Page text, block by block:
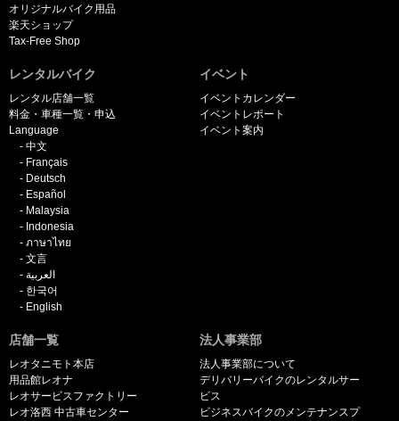
オリジナルバイク用品
楽天ショップ
Tax-Free Shop
レンタルバイク
レンタル店舗一覧
料金・車種一覧・申込
Language
中文
Français
Deutsch
Español
Malaysia
Indonesia
ภาษาไทย
文言
العربية
한국어
English
イベント
イベントカレンダー
イベントレポート
イベント案内
店舗一覧
レオタニモト本店
用品館レオナ
レオサービスファクトリー
レオ洛西 中古車センター
法人事業部
法人事業部について
デリバリーバイクのレンタルサー
ビス
ビジネスバイクのメンテナンスプ